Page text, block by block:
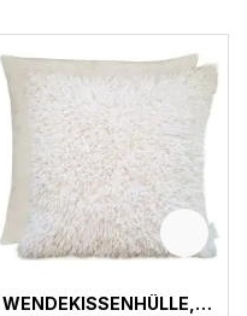
WENDEKISSENHÜLLE,